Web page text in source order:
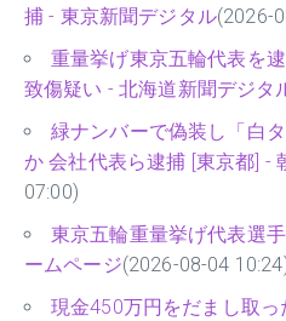
捕 - 東京新聞デジタル(2026-
重量挙げ東京五輪代表を
致傷疑い - 北海道新聞デジタ
緑ナンバーで偽装し「白
か 会社代表ら逮捕 [東京都] -
07:00)
東京五輪重量挙げ代表選
ームページ(2026-08-04
現金450万円をだまし取